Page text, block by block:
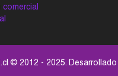
© 2012 - 2025.